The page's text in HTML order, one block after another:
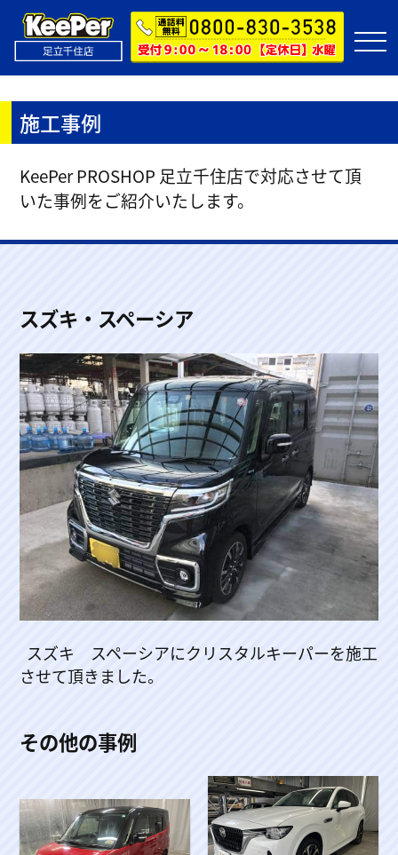
施工事例
KeePer PROSHOP 足立千住店で対応させて頂
いた事例をご紹介いたします。
スズキ・スペーシア
スズキ スペーシアにクリスタルキーパーを施工
させて頂きました。
その他の事例